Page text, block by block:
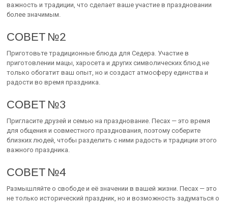
важность и традиции, что сделает ваше участие в праздновании
более значимым.
СОВЕТ №2
Приготовьте традиционные блюда для Седера. Участие в
приготовлении мацы, харосета и других символических блюд не
только обогатит ваш опыт, но и создаст атмосферу единства и
радости во время праздника.
СОВЕТ №3
Пригласите друзей и семью на празднование. Песах — это время
для общения и совместного празднования, поэтому соберите
близких людей, чтобы разделить с ними радость и традиции этого
важного праздника.
СОВЕТ №4
Размышляйте о свободе и её значении в вашей жизни. Песах — это
не только исторический праздник, но и возможность задуматься о